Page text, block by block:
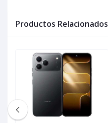
Productos Relacionados